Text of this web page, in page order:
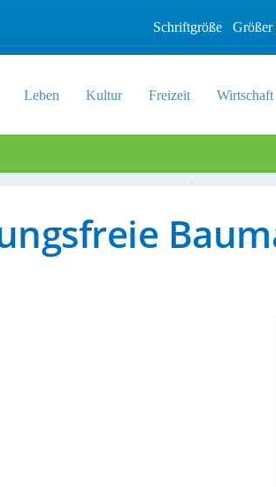
Schriftgröße Größer
Leben Kultur Freizeit Wirtschaft